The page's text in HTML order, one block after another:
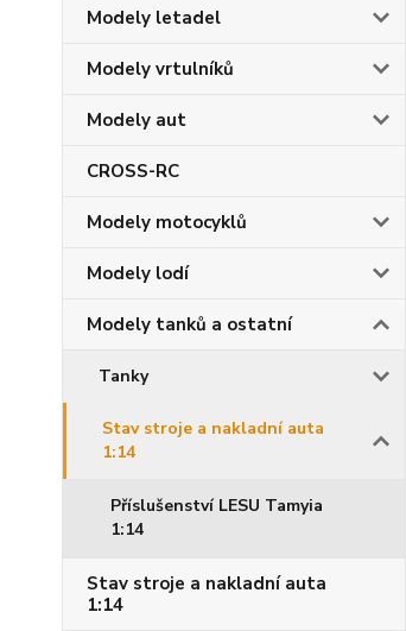
Modely letadel
Modely vrtulníků
Modely aut
CROSS-RC
Modely motocyklů
Modely lodí
Modely tanků a ostatní
Tanky
Stav stroje a nakladní auta
1:14
Příslušenství LESU Tamyia
1:14
Stav stroje a nakladní auta
1:14